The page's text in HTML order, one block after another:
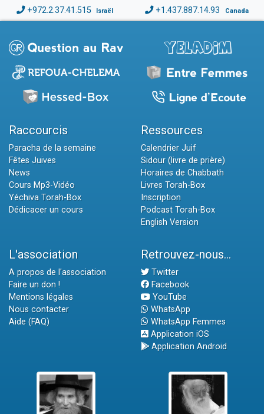
+972.2.37.41.515 Israël +1.437.887.14.93 Canada
Raccourcis
Paracha de la semaine
Fêtes Juives
News
Cours Mp3-Vidéo
Yéchiva Torah-Box
Dédicacer un cours
Ressources
Calendrier Juif
Sidour (livre de prière)
Horaires de Chabbath
Livres Torah-Box
Inscription
Podcast Torah-Box
English Version
L'association
A propos de l'association
Faire un don !
Mentions légales
Nous contacter
Aide (FAQ)
Retrouvez-nous...
Twitter
Facebook
YouTube
WhatsApp
WhatsApp Femmes
Application iOS
Application Android